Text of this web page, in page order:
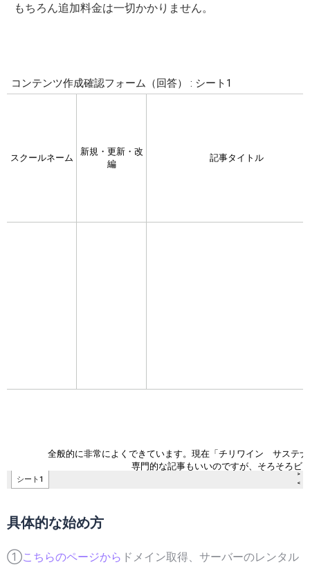
もちろん追加料金は一切かかりません。
具体的な始め方
①こちらのページから ドメイン取得、サーバーのレンタル